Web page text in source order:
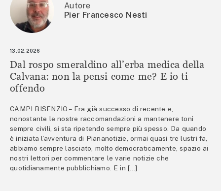
Autore
Pier Francesco Nesti
13.02.2026
Dal rospo smeraldino all’erba medica della
Calvana: non la pensi come me? E io ti
offendo
CAMPI BISENZIO – Era già successo di recente e,
nonostante le nostre raccomandazioni a mantenere toni
sempre civili, si sta ripetendo sempre più spesso. Da quando
è iniziata l’avventura di Piananotizie, ormai quasi tre lustri fa,
abbiamo sempre lasciato, molto democraticamente, spazio ai
nostri lettori per commentare le varie notizie che
quotidianamente pubblichiamo. E in […]